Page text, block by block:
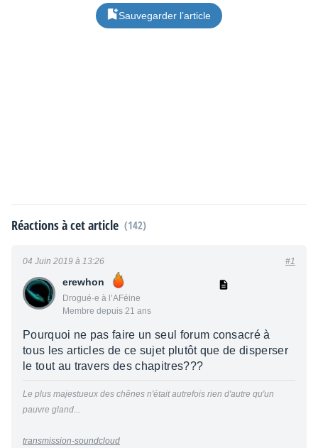
Sauvegarder l’article
Réactions à cet article (142)
erewhon
Drogué·e à l’AFéine
Membre depuis 21 ans
04 Juin 2019 à 13:26 #1
Pourquoi ne pas faire un seul forum consacré à
tous les articles de ce sujet plutôt que de disperser
le tout au travers des chapitres???
Le plus majestueux des chênes n'était autrefois rien d'autre qu'un
pauvre gland...
transmission-soundcloud